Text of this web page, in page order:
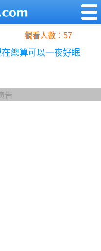
觀看人數：57
總算可以一夜好眠
告